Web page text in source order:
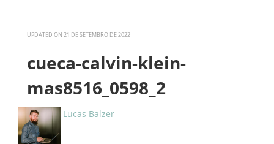
UPDATED ON 21 DE SETEMBRO DE 2022
cueca-calvin-klein-
mas8516_0598_2
Lucas Balzer